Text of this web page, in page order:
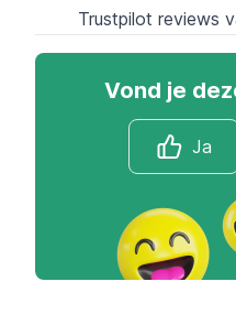
Trustpilot reviews
Vond je
Ja